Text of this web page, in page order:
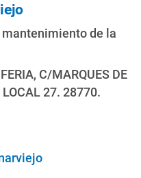
de la
C/MARQUES DE
27. 28770.